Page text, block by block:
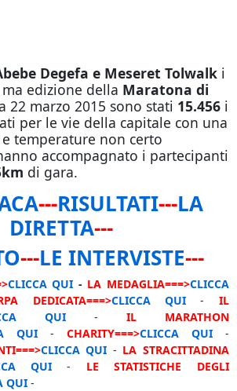
Degefa e Meseret Tolwalk i
edizione della Maratona di
22 marzo 2015 sono stati 15.456 i
per le vie della capitale con una
temperature non certo
accompagnato i partecipanti
di gara.
---RISULTATI---LA
DIRETTA---
---LE INTERVISTE---
CLICCA QUI - LA MEDAGLIA===>CLICCA
DEDICATA===>CLICCA QUI- IL
QUI - IL MARATHON
QUI- CHARITY===>CLICCA QUI
-
CLICCA QUI - LA STRACITTADINA
QUI- LE STATISTICHE DEGLI
QUI-